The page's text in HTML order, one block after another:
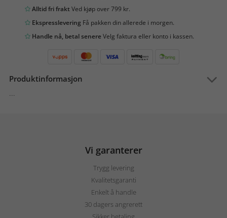
Alltid fri fraktVed kjøp over 799 kr.
Ekspresslevering Få pakken din allerede i morgen.
Handle nå, betal senereVelg faktura eller konto i kassen.
Produktinformasjon
...
Vi garanterer
Trygg levering
Kvalitetsgaranti
Enkelt å handle
30 dagers angrerett